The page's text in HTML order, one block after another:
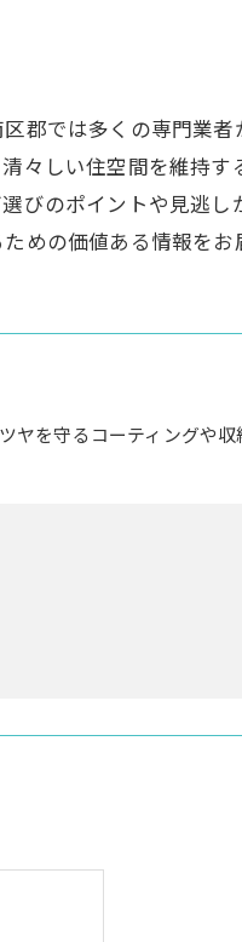
郡では多くの専門業
々しい住空間を維持す
びのポイントや見逃し
めの価値ある情報をお
ヤを守るコーティングや